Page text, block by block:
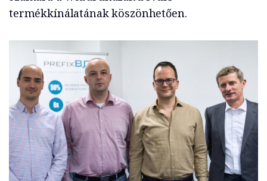
termékkínálatának köszönhetően.